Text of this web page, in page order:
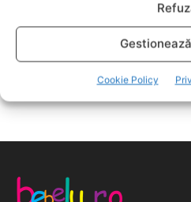
Cookie Policy
DEZVOLTAREA COPILULUI
COMPORTAMENT